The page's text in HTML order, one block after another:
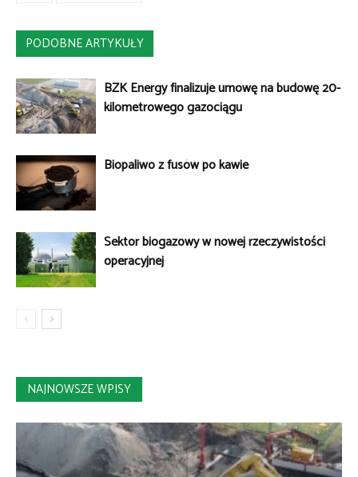
PODOBNE ARTYKUŁY
BZK Energy finalizuje umowę na budowę 20-
kilometrowego gazociągu
Biopaliwo z fusów po kawie
Sektor biogazowy w nowej rzeczywistości
operacyjnej
NAJNOWSZE WPISY